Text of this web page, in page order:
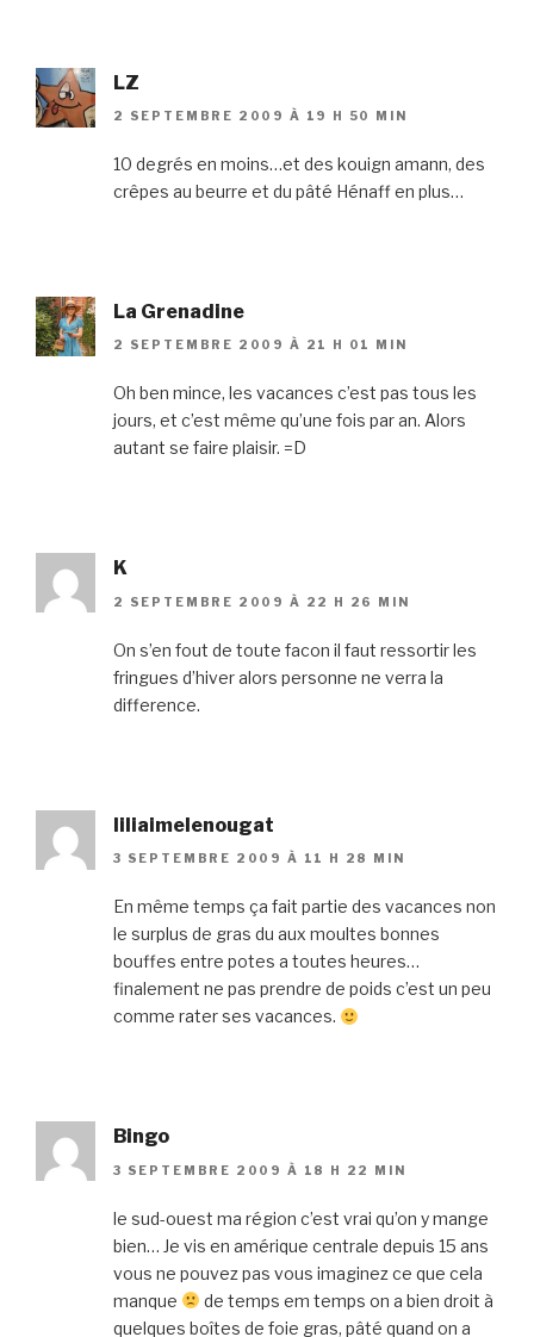
LZ
2 SEPTEMBRE 2009 À 19 H 50 MIN
10 degrés en moins…et des kouign amann, des
crêpes au beurre et du pâté Hénaff en plus…
La Grenadine
2 SEPTEMBRE 2009 À 21 H 01 MIN
Oh ben mince, les vacances c’est pas tous les
jours, et c’est même qu’une fois par an. Alors
autant se faire plaisir. =D
K
2 SEPTEMBRE 2009 À 22 H 26 MIN
On s’en fout de toute facon il faut ressortir les
fringues d’hiver alors personne ne verra la
difference.
liliaimelenougat
3 SEPTEMBRE 2009 À 11 H 28 MIN
En même temps ça fait partie des vacances non
le surplus de gras du aux moultes bonnes
bouffes entre potes a toutes heures…
finalement ne pas prendre de poids c’est un peu
comme rater ses vacances.
Bingo
3 SEPTEMBRE 2009 À 18 H 22 MIN
le sud-ouest ma région c’est vrai qu’on y mange
bien… Je vis en amérique centrale depuis 15 ans
vous ne pouvez pas vous imaginez ce que cela
manque
de temps em temps on a bien droit à
quelques boîtes de foie gras, pâté quand on a